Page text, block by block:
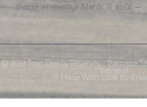
diacre et martyr Mardi 11 août –
Ⓒ 2019 Tout Droits Réservés - Paroisse
Verneuil
© Made With Love By